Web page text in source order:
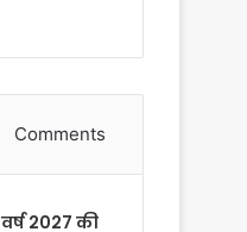
Comments
2027 की